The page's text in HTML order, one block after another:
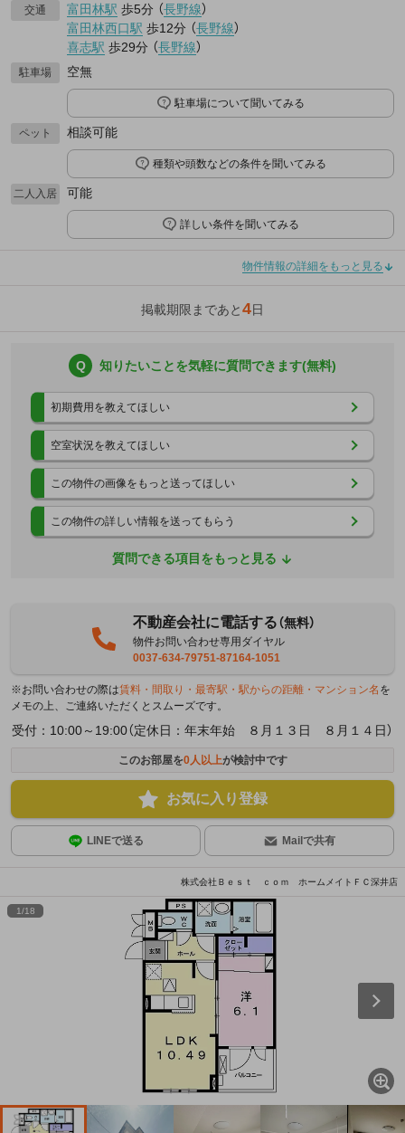
交通 富田林駅 歩5分 （長野線）
富田林西口駅 歩12分 （長野線）
喜志駅 歩29分 （長野線）
駐車場 空無
駐車場について聞いてみる
ペット 相談可能
種類や頭数などの条件を聞いてみる
二人入居 可能
詳しい条件を聞いてみる
物件情報の詳細をもっと見る
掲載期限まであと4日
Q 知りたいことを気軽に質問できます(無料)
初期費用を教えてほしい
空室状況を教えてほしい
この物件の画像をもっと送ってほしい
この物件の詳しい情報を送ってもらう
質問できる項目をもっと見る
不動産会社に電話する（無料）
物件お問い合わせ専用ダイヤル
0037-634-79751-87164-1051
※お問い合わせの際は賃料・間取り・最寄駅・駅からの距離・マンション名 を
メモの上、ご連絡いただくとスムーズです。
受付：10:00～19:00（定休日：年末年始 ８月１３日 ８月１４日）
このお部屋を0人以上が検討中です
お気に入り登録
LINEで送る Mailで共有
株式会社Ｂｅｓｔ ｃｏｍ ホームメイトＦＣ深井店
1/18